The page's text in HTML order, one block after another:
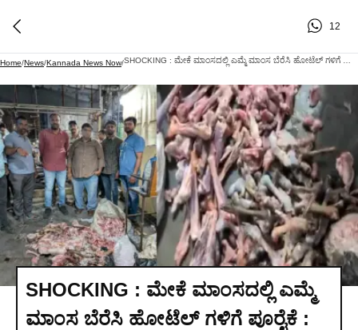
12
Home/News/Kannada News Now/
SHOCKING : ಮೇಕೆ ಮಾಂಸದಲ್ಲಿ ಎಮ್ಮೆ
ಮಾಂಸ ಬೆರೆಸಿ ಹೋಟೆಲ್ ಗಳಿಗೆ ಪೂರೈಕೆ :